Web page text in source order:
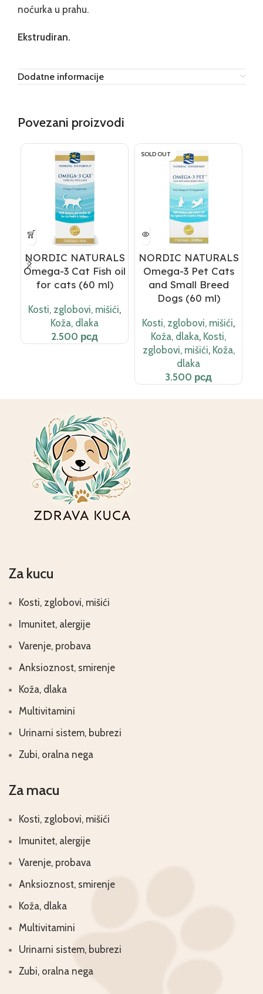
noćurka u prahu.
Ekstrudiran.
Dodatne informacije
Povezani proizvodi
NORDIC NATURALS
Omega-3 Cat Fish oil
for cats (60 ml)
Kosti, zglobovi, mišići,
Koža, dlaka
рсд
SOLD OUT
NORDIC NATURALS
Omega-3 Pet Cats
and Small Breed
Dogs (60 ml)
Kosti, zglobovi, mišići,
Koža, dlaka, Kosti,
zglobovi, mišići, Koža,
dlaka
рсд
Za kucu
Kosti, zglobovi, mišići
Imunitet, alergije
Varenje, probava
Anksioznost, smirenje
Koža, dlaka
Multivitamini
Urinarni sistem, bubrezi
Zubi, oralna nega
Za macu
Kosti, zglobovi, mišići
Imunitet, alergije
Varenje, probava
Anksioznost, smirenje
Koža, dlaka
Multivitamini
Urinarni sistem, bubrezi
Zubi, oralna nega